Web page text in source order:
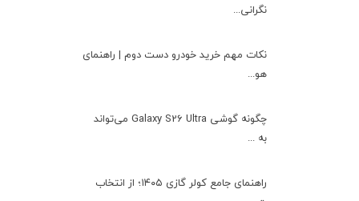
نگرانی...
نکات مهم خرید خودرو دست دوم | راهنمای
هو...
چگونه گوشی Galaxy S26 Ultra می‌تواند
به ...
راهنمای جامع کولر گازی ۱۴۰۵؛ از انتخاب